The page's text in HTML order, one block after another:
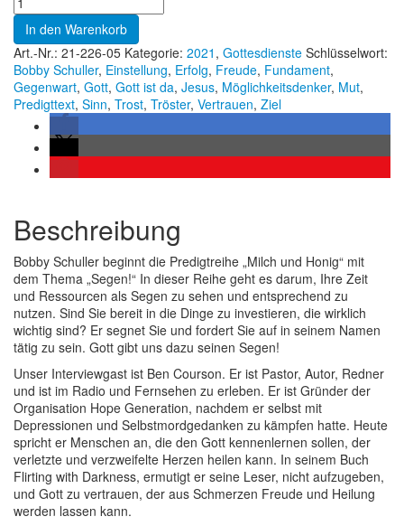
In den Warenkorb
Art.-Nr.: 21-226-05 Kategorie: 2021 , Gottesdienste Schlüsselwort:
Bobby Schuller, Einstellung, Erfolg, Freude, Fundament,
Gegenwart, Gott, Gott ist da, Jesus, Möglichkeitsdenker, Mut,
Predigttext, Sinn, Trost, Tröster, Vertrauen, Ziel
Beschreibung
Bobby Schuller beginnt die Predigtreihe „Milch und Honig“ mit
dem Thema „Segen!“ In dieser Reihe geht es darum, Ihre Zeit
und Ressourcen als Segen zu sehen und entsprechend zu
nutzen. Sind Sie bereit in die Dinge zu investieren, die wirklich
wichtig sind? Er segnet Sie und fordert Sie auf in seinem Namen
tätig zu sein. Gott gibt uns dazu seinen Segen!
Unser Interviewgast ist Ben Courson. Er ist Pastor, Autor, Redner
und ist im Radio und Fernsehen zu erleben. Er ist Gründer der
Organisation Hope Generation, nachdem er selbst mit
Depressionen und Selbstmordgedanken zu kämpfen hatte. Heute
spricht er Menschen an, die den Gott kennenlernen sollen, der
verletzte und verzweifelte Herzen heilen kann. In seinem Buch
Flirting with Darkness, ermutigt er seine Leser, nicht aufzugeben,
und Gott zu vertrauen, der aus Schmerzen Freude und Heilung
werden lassen kann.